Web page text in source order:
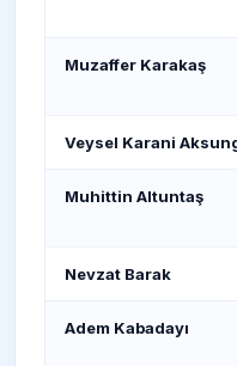
Muzaffer Karakaş
Veysel Karani
Muhittin Altuntaş
Nevzat Barak
Adem Kabadayı